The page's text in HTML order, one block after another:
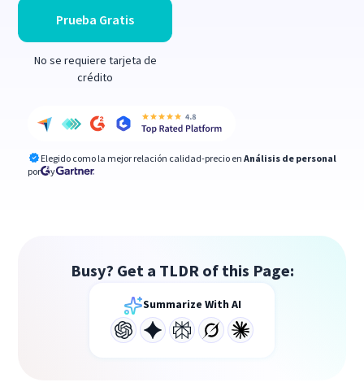
Prueba Gratis
No se requiere tarjeta de
crédito
Elegido como la mejor relación calidad-precio en Análisis de personal
por
y
Busy? Get a TLDR of this Page:
Summarize With AI